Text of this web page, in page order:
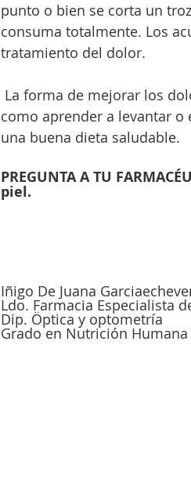
punto o bien se corta un
consuma totalmente. Los
tratamiento del dolor.
como aprender a levantar
una buena dieta saludable.
PREGUNTA A TU
piel.
Iñigo De Juana
Ldo. Farmacia Especialista
Dip. Öptica y optometría
Grado en Nutrición